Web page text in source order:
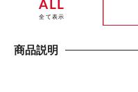
ALL
全て表示
商品説明